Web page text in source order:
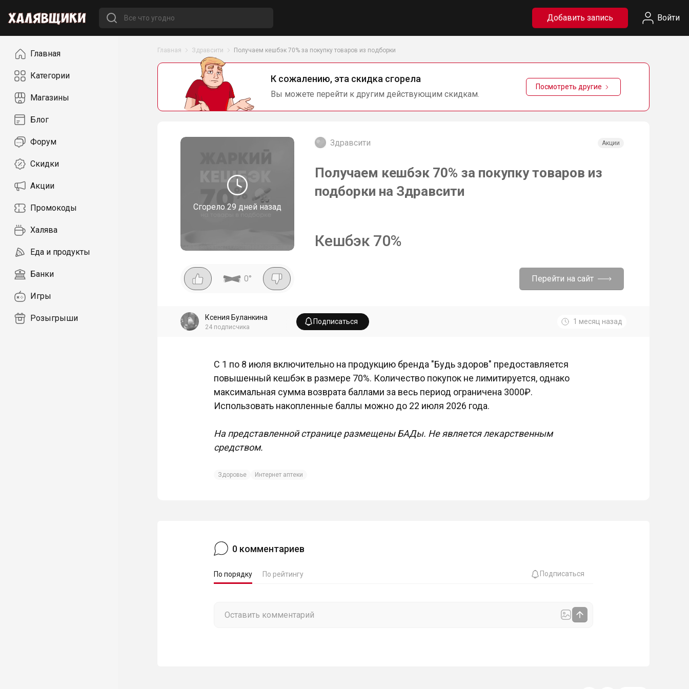
Добавить запись Войти
НавигацияГлавная
Категории
Магазины
Блог
Форум
Скидки
Акции
Промокоды
Халява
Еда и продукты
Банки
Игры
Розыгрыши
Главная Здравсити Получаем кешбэк 70% за покупку товаров из подборки
К сожалению, эта скидка сгорела
Вы можете перейти к другим действующим скидкам.
Посмотреть другие
Сгорело 29 дней назад
Здравсити Акции
Получаем кешбэк 70% за покупку товаров из
подборки на Здравсити
Кешбэк 70%
0° Перейти на сайт
Ксения Буланкина
24 подписчика
Подписаться 1 месяц назад
С 1 по 8 июля включительно на продукцию бренда "Будь здоров" предоставляется
повышенный кешбэк в размере 70%. Количество покупок не лимитируется, однако
максимальная сумма возврата баллами за весь период ограничена 3000₽.
Использовать накопленные баллы можно до 22 июля 2026 года.
На представленной странице размещены БАДы. Не является лекарственным
средством.
Здоровье Интернет аптеки
0 комментариев
По порядку По рейтингу Подписаться